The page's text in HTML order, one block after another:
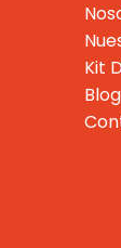
Kit
Blog